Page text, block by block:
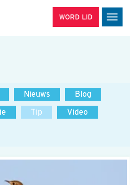
WORD LID
Nieuws
Blog
Tip
Video